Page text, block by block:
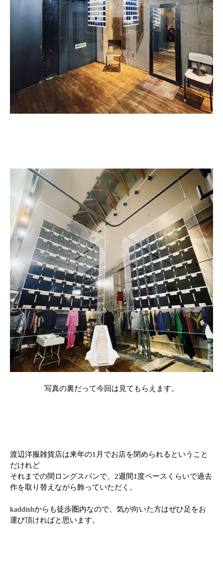
写真の裏だって今回は見てもらえます。
渡辺洋服雑貨店は来年の1月でお店を閉められるということ
だけれど
それまでの間ロングスパンで、2週間1度ペースくらいで過去
作を取り替えながら飾っていただく。
kaddishからも徒歩圏内なので、気が向いた方はぜひ足をお
運び頂ければと思います。